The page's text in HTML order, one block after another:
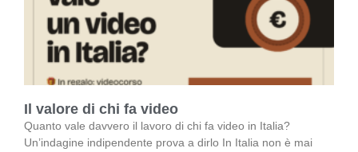
Il valore di chi fa video
Quanto vale davvero il lavoro di chi fa video in Italia?
Un’indagine indipendente prova a dirlo In Italia non è mai